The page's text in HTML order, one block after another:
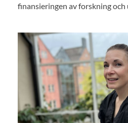
finansieringen av forskning och